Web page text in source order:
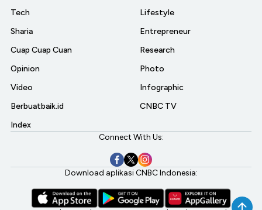
Tech
Sharia
Cuap Cuap Cuan
Opinion
Video
Berbuatbaik.id
Index
Lifestyle
Entrepreneur
Research
Photo
Infographic
CNBC TV
Connect With Us:
Download aplikasi CNBC Indonesia: